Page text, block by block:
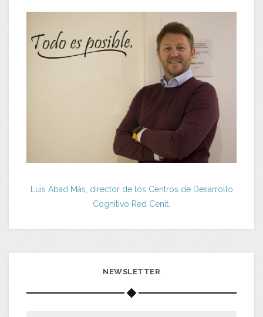
Luis Abad Más, director de los Centros de Desarrollo
Cognitivo Red Cenit.
NEWSLETTER